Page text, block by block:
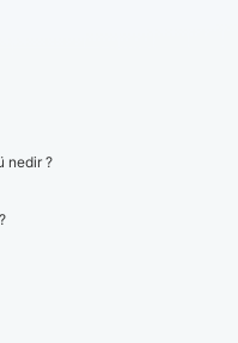
nedir ?